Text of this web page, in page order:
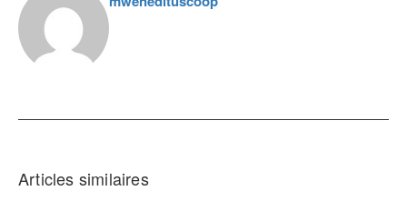
Articles similaires